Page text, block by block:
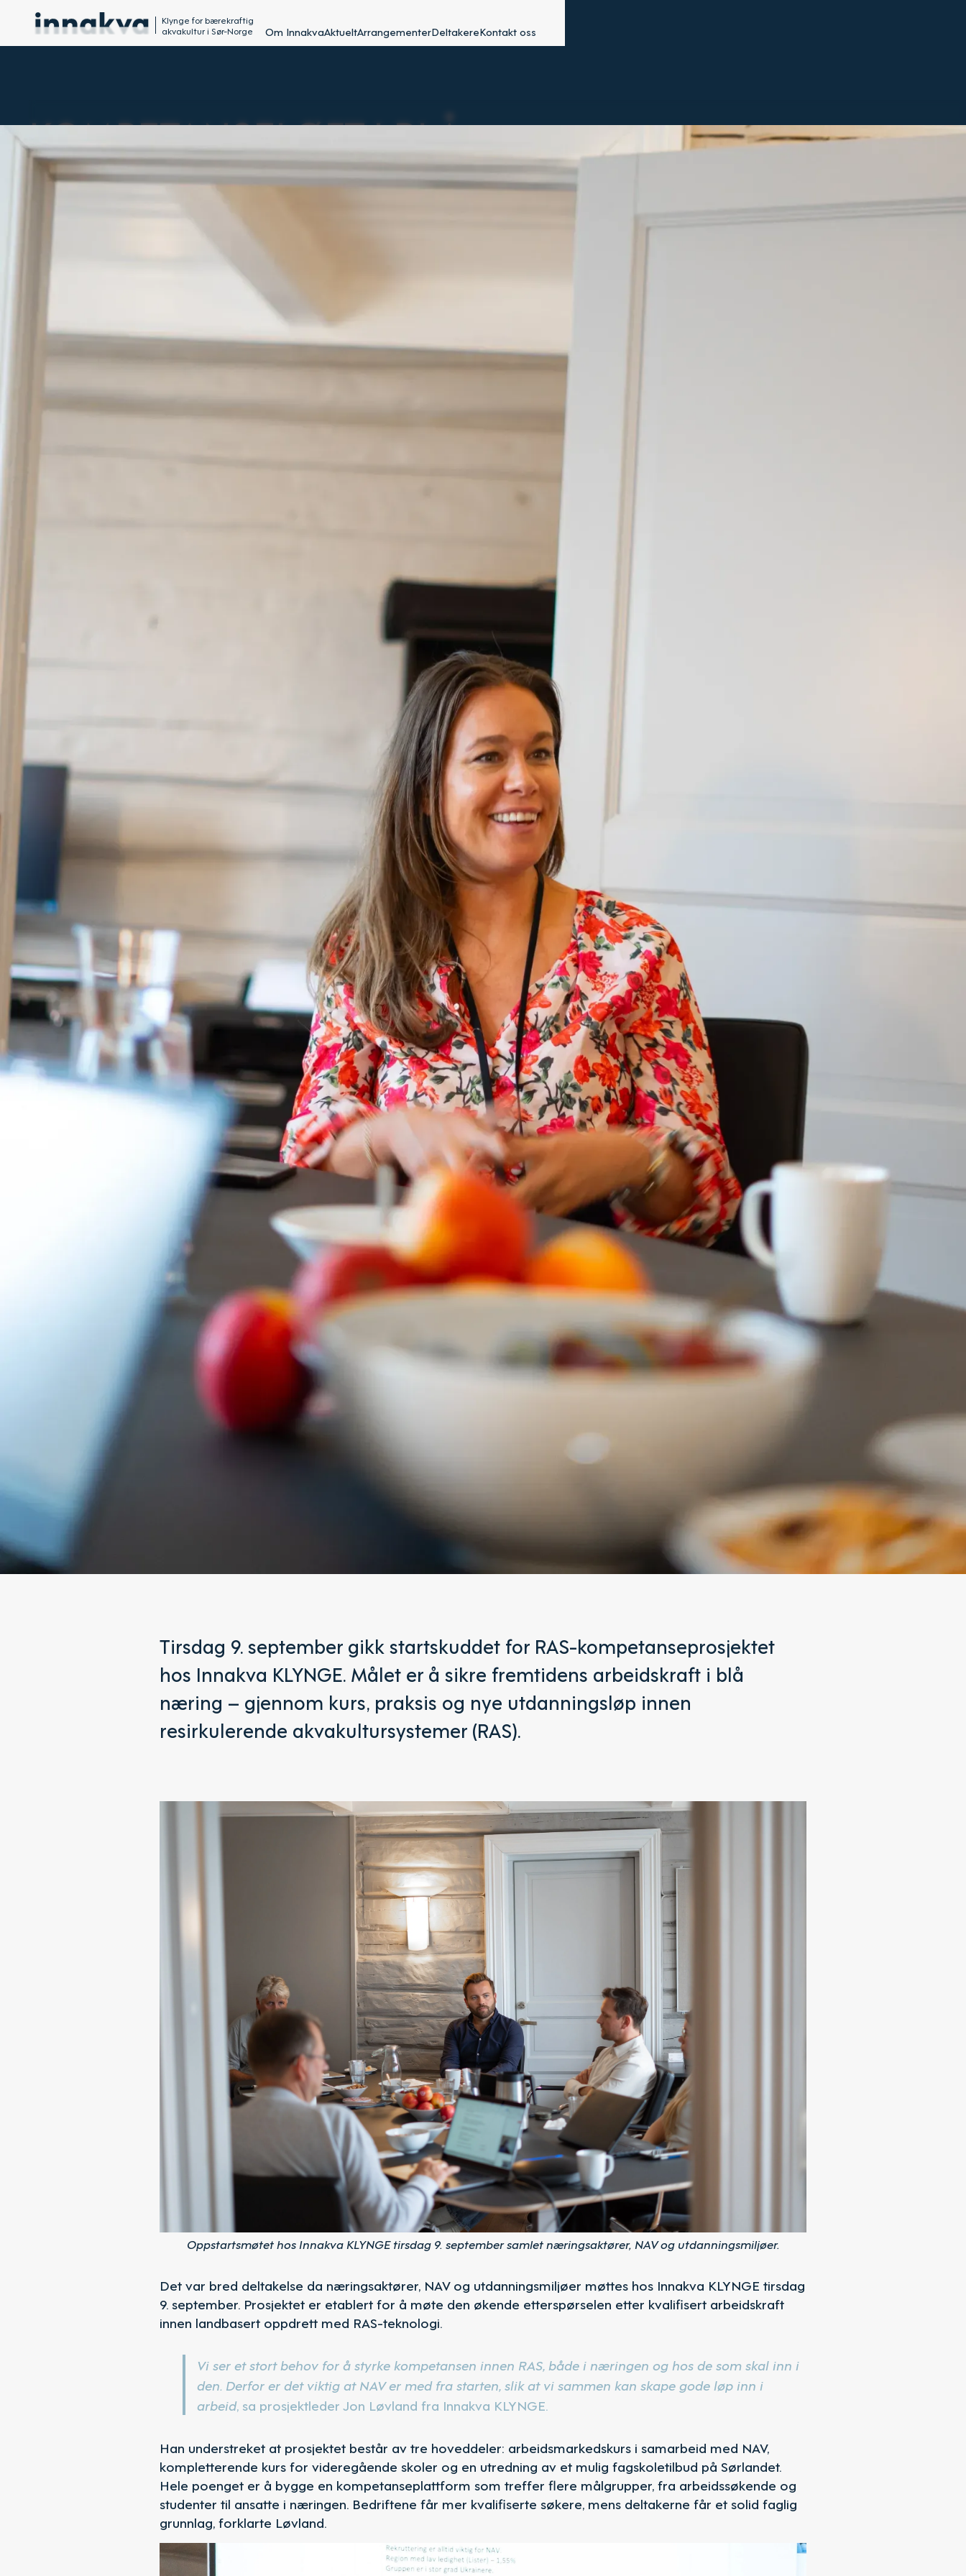
Klynge for bærekraftig
akvakultur i Sør-Norge
Om InnakvaAktueltArrangementerDeltakereKontakt oss
KOMPETANSELØFT I BLÅ
NÆRING
Tirsdag 9. september gikk startskuddet for RAS-kompetanseprosjektet
hos Innakva KLYNGE. Målet er å sikre fremtidens arbeidskraft i blå
næring – gjennom kurs, praksis og nye utdanningsløp innen
resirkulerende akvakultursystemer (RAS).‍
Oppstartsmøtet hos Innakva KLYNGE tirsdag 9. september samlet næringsaktører, NAV og utdanningsmiljøer.
Det var bred deltakelse da næringsaktører, NAV og utdanningsmiljøer møttes hos Innakva KLYNGE tirsdag
9. september. Prosjektet er etablert for å møte den økende etterspørselen etter kvalifisert arbeidskraft
innen landbasert oppdrett med RAS-teknologi.
Vi ser et stort behov for å styrke kompetansen innen RAS, både i næringen og hos de som skal inn i
den. Derfor er det viktig at NAV er med fra starten, slik at vi sammen kan skape gode løp inn i
arbeid, sa prosjektleder Jon Løvland fra Innakva KLYNGE.
Han understreket at prosjektet består av tre hoveddeler: arbeidsmarkedskurs i samarbeid med NAV,
kompletterende kurs for videregående skoler og en utredning av et mulig fagskoletilbud på Sørlandet.
Hele poenget er å bygge en kompetanseplattform som treffer flere målgrupper, fra arbeidssøkende og
studenter til ansatte i næringen. Bedriftene får mer kvalifiserte søkere, mens deltakerne får et solid faglig
grunnlag, forklarte Løvland.